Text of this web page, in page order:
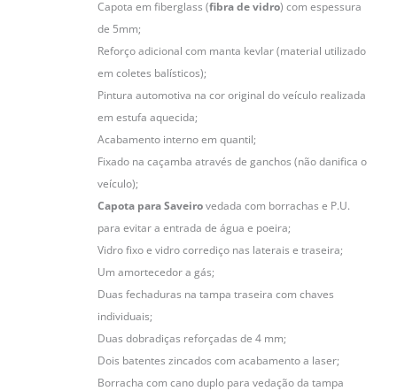
Capota em fiberglass (fibra de vidro) com espessura
de 5mm;
Reforço adicional com manta kevlar (material utilizado
em coletes balísticos);
Pintura automotiva na cor original do veículo realizada
em estufa aquecida;
Acabamento interno em quantil;
Fixado na caçamba através de ganchos (não danifica o
veículo);
Capota para Saveirovedada com borrachas e P.U.
para evitar a entrada de água e poeira;
Vidro fixo e vidro corrediço nas laterais e traseira;
Um amortecedor a gás;
Duas fechaduras na tampa traseira com chaves
individuais;
Duas dobradiças reforçadas de 4 mm;
Dois batentes zincados com acabamento a laser;
Borracha com cano duplo para vedação da tampa